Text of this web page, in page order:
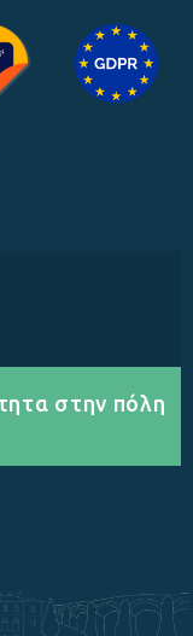
στην πόλη